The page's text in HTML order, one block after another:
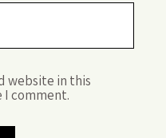
website in this
I comment.